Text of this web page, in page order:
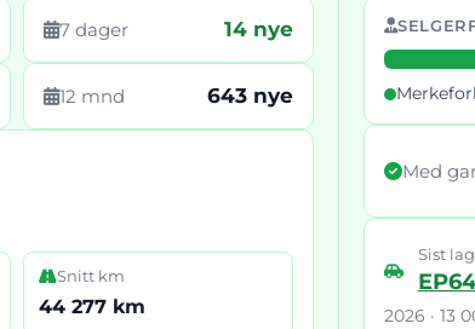
7 dager 14 nye
12 mnd 643 nye
Snitt km
44 277 km
Med
Sist
2026 · 13